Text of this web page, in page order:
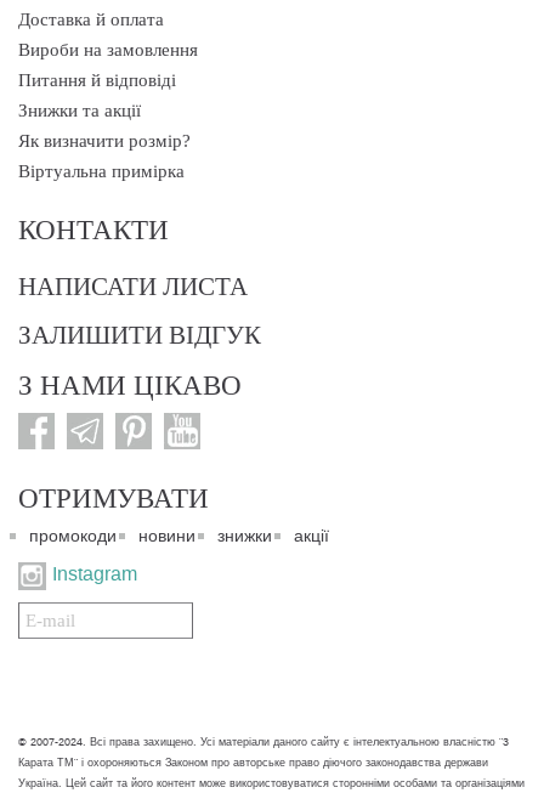
Доставка й оплата
Вироби на замовлення
Питання й відповіді
Знижки та акції
Як визначити розмір?
Віртуальна примірка
КОНТАКТИ
НАПИСАТИ ЛИСТА
ЗАЛИШИТИ ВІДГУК
З НАМИ ЦІКАВО
ОТРИМУВАТИ
промокоди новини знижки акції
Instagram
Подписаться
на
© 2007-2024. Всі права захищено. Усі матеріали даного сайту є інтелектуальною власністю "3
Карата ТМ" і охороняються Законом про авторське право діючого законодавства держави
Україна. Цей сайт та його контент може використовуватися сторонніми особами та організаціями